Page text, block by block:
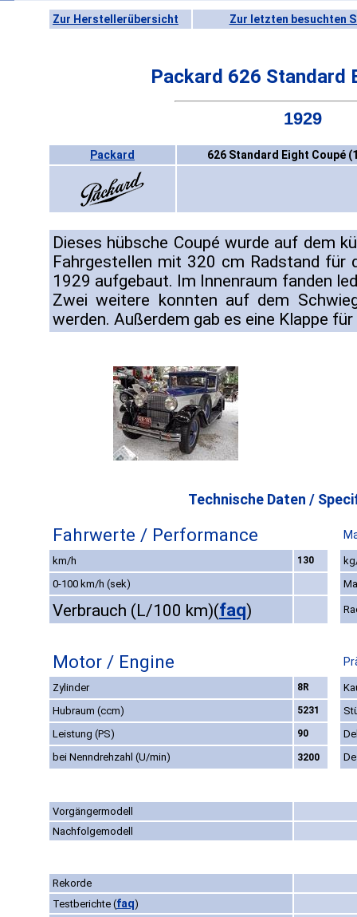
Zur Herstellerübersicht Zur letzten besuchten
Packard 626 Standard
1929
Packard 626 Standard Eight Coupé
Dieses hübsche Coupé wurde auf dem
Fahrgestellen mit 320 cm Radstand für
1929 aufgebaut. Im Innenraum fanden
Zwei weitere konnten auf dem
werden. Außerdem gab es eine Klappe
Technische Daten /
Fahrwerte / Performance
km/h 130
0-100 km/h (sek)
Verbrauch (L/100 km)(faq)
Motor / Engine
Zylinder 8R
Hubraum (ccm)
5231
Leistung (PS)
90
bei Nenndrehzahl (U/min)
3200
Vorgängermodell
Nachfolgemodell
Rekorde
Testberichte (faq)